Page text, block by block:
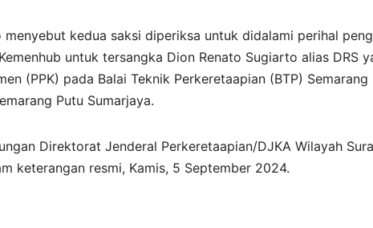
kedua saksi diperiksa untuk didalami perihal
untuk tersangka Dion Renato Sugiarto alias DRS
(PPK) pada Balai Teknik Perkeretaapian (BTP) Semarang
Putu Sumarjaya.
Direktorat Jenderal Perkeretaapian/DJKA Wilayah
keterangan resmi, Kamis, 5 September 2024.